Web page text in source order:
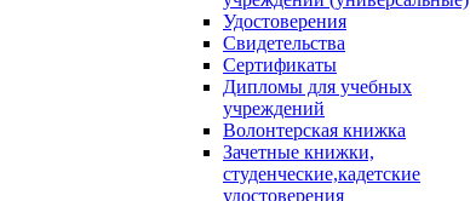
Удостоверения
Свидетельства
Сертификаты
Дипломы для учебных
учреждений
Волонтерская книжка
Зачетные книжки,
студенческие,кадетские
удостоверения